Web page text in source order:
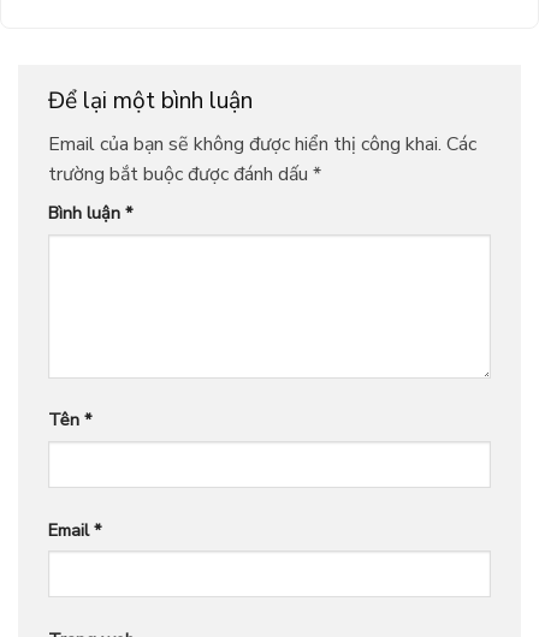
Để lại một bình luận
Email của bạn sẽ không được hiển thị công khai. Các
trường bắt buộc được đánh dấu *
Bình luận *
Tên *
Email*